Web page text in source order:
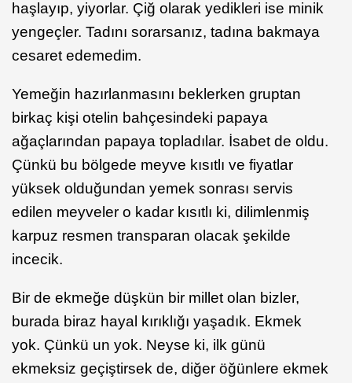
haşlayıp, yiyorlar. Çiğ olarak yedikleri ise minik
yengeçler. Tadını sorarsanız, tadına bakmaya
cesaret edemedim.
Yemeğin hazırlanmasını beklerken gruptan
birkaç kişi otelin bahçesindeki papaya
ağaçlarından papaya topladılar. İsabet de oldu.
Çünkü bu bölgede meyve kısıtlı ve fiyatlar
yüksek olduğundan yemek sonrası servis
edilen meyveler o kadar kısıtlı ki, dilimlenmiş
karpuz resmen transparan olacak şekilde
incecik.
Bir de ekmeğe düşkün bir millet olan bizler,
burada biraz hayal kırıklığı yaşadık. Ekmek
yok. Çünkü un yok. Neyse ki, ilk günü
ekmeksiz geçiştirsek de, diğer öğünlere ekmek